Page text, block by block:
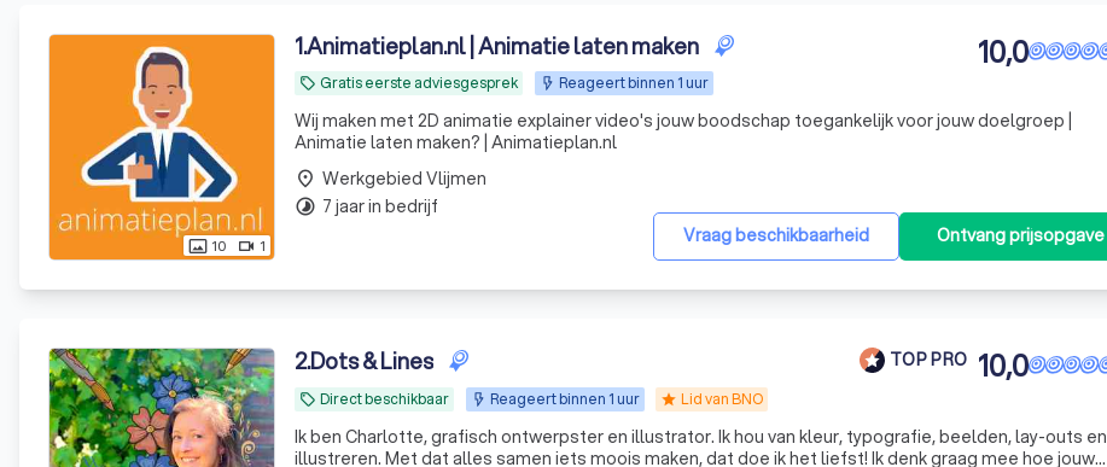
photo_size_select_actual 10 videocam 1
1.Animatieplan.nl | Animatie laten maken
local_offer Gratis eerste adviesgesprek Reageert binnen 1 uur
10,0
Wij maken met 2D animatie explainer video's jouw boodschap toegankelijk voor jouw doelgroep |
Animatie laten maken? | Animatieplan.nl
Vraag beschikbaarheid Ontvang prijsopgave
place Werkgebied Vlijmen
timelapse 7 jaar in bedrijf
2.Dots & Lines TOP PRO
local_offer Direct beschikbaar Reageert binnen 1 uur star Lid van BNO
10,0
Ik ben Charlotte, grafisch ontwerpster en illustrator. Ik hou van kleur, typografie, beelden, lay-outs en
illustreren. Met dat alles samen iets moois maken, dat doe ik het liefst! Ik denk graag mee hoe jouw